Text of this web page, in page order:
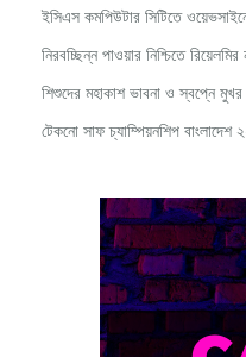
ইসিএস কমপিউটার সিটিতে
নিরবচ্ছিন্ন পাওয়ার নিশ্চিতে
শিশুদের মহাকাশ ভাবনা ও স্বপ্নে
টেকনো সাফ চ্যাম্পিয়নশিপ